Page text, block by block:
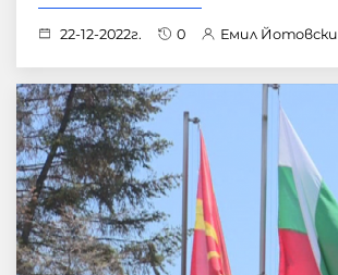
22-12-2022г. 0 Емил Йотовски